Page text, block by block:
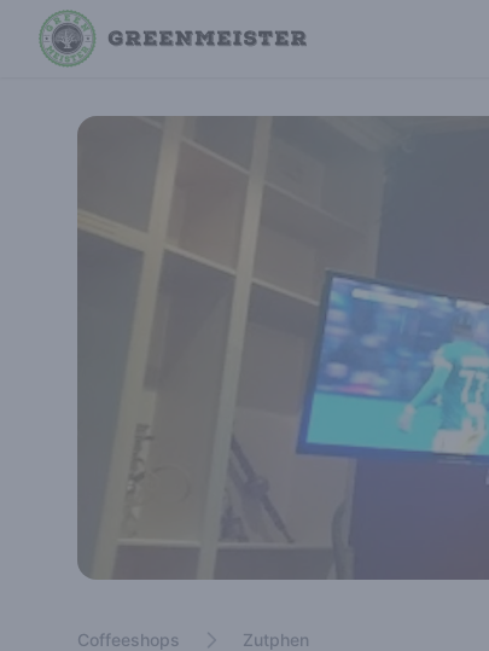
Coffeeshops Zutphen